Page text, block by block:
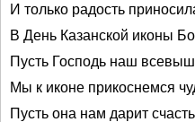
И только радость
В День Казанской иконы
Пусть Господь наш
Мы к иконе прикоснемся
Пусть она нам дарит